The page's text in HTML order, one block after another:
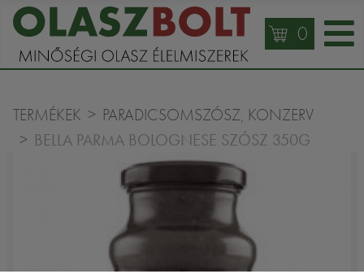
0
TERMÉKEK PARADICSOMSZÓSZ, KONZERV
BELLA PARMA BOLOGNESE SZÓSZ 350G